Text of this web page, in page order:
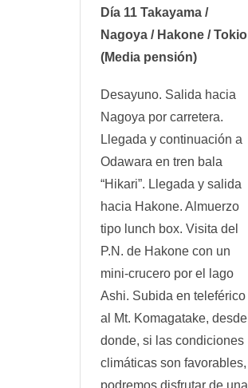
Día 11 Takayama /
Nagoya / Hakone / Tokio
(Media pensión)
Desayuno. Salida hacia
Nagoya por carretera.
Llegada y continuación a
Odawara en tren bala
“Hikari”. Llegada y salida
hacia Hakone. Almuerzo
tipo lunch box. Visita del
P.N. de Hakone con un
mini-crucero por el lago
Ashi. Subida en teleférico
al Mt. Komagatake, desde
donde, si las condiciones
climáticas son favorables,
podremos disfrutar de una